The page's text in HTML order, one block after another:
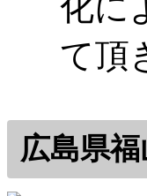
化に
て頂
広島県